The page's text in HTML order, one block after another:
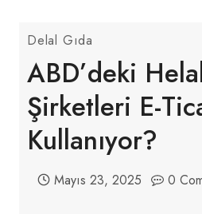
Delal Gıda
ABD’deki
Şirketleri E-
Kullanıyor?
Mayıs 23, 2025 0